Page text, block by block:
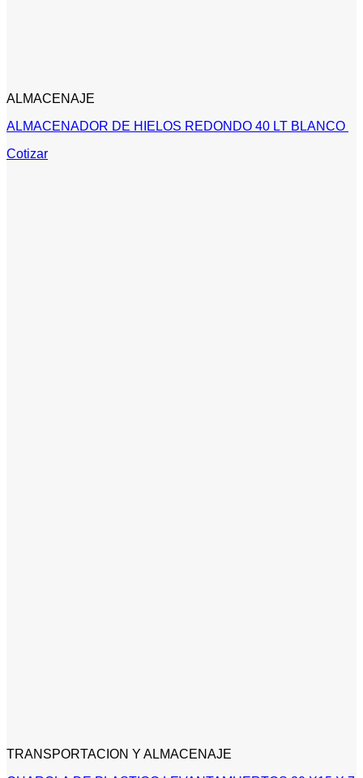
ALMACENAJE
ALMACENADOR DE HIELOS REDONDO 40 LT BLANCO
Cotizar
TRANSPORTACION Y ALMACENAJE